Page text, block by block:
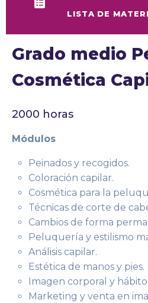
LISTA DE
Grado medio
Cosmética
2000 horas
Módulos
Peinados y recogidos.
Coloración capilar.
Cosmética para la
Técnicas de corte de
Cambios de forma
Peluquería y estilismo
Análisis capilar.
Estética de manos y pies.
Imagen corporal y
Marketing y venta en